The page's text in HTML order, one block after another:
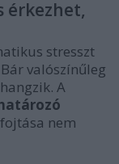
érkezhet,
stresszt
valószínűleg
A
nem